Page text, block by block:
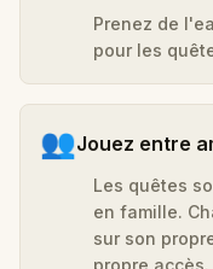
Prenez de
pour les
👥Jouez entre
Les quêtes
en famille.
sur son
propre accès.